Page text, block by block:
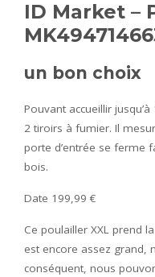
ID Market –
un bon choix
Pouvant accueillir
2 tiroirs à fumier. Il
porte d’entrée se ferme
bois.
Date 199,99 €
Ce poulailler XXL prend
est encore assez grand,
conséquent, nous